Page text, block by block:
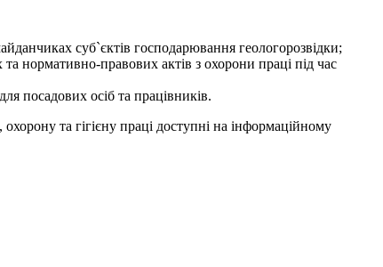
суб`єктів господарювання геологорозвідки;
нормативно-правових актів з охорони праці під час
посадових осіб та працівників.
та гігієну праці доступні на інформаційному